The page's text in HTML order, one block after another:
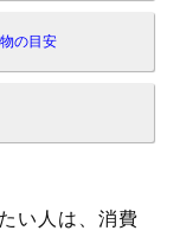
の目安
い人は、消費